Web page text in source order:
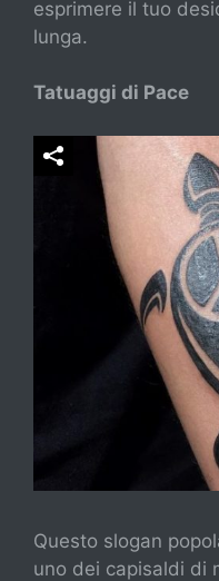
esprimere il tuo
lunga.
Tatuaggi di Pace
Questo slogan
uno dei capisaldi di